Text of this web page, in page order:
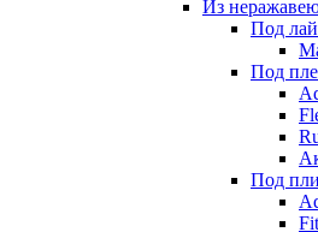
Из
Под
Под
Под